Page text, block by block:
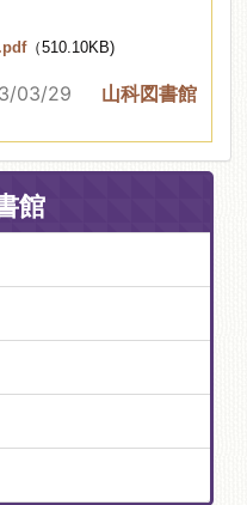
（510.10KB)
03/29 山科図書館
館